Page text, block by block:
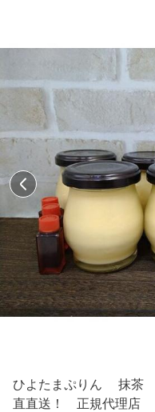
ひよたまぷりん 抹茶
直直送！ 正規代理店